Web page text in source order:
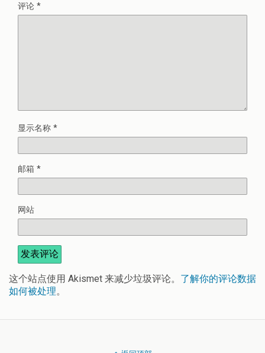
评论 *
显示名称 *
邮箱 *
网站
这个站点使用 Akismet 来减少垃圾评论。 了解你的评论数据
如何被处理。